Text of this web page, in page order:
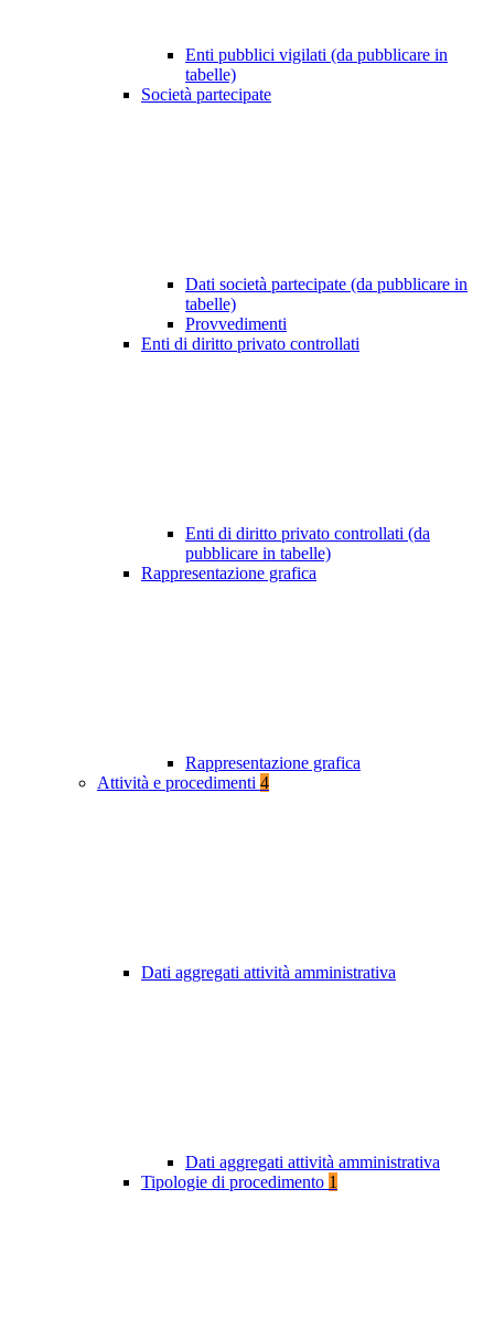
Enti pubblici vigilati (da pubblicare in
tabelle)
Società partecipate
Dati società partecipate (da pubblicare in
tabelle)
Provvedimenti
Enti di diritto privato controllati
Enti di diritto privato controllati (da
pubblicare in tabelle)
Rappresentazione grafica
Rappresentazione grafica
Attività e procedimenti 4
Dati aggregati attività amministrativa
Dati aggregati attività amministrativa
Tipologie di procedimento 1